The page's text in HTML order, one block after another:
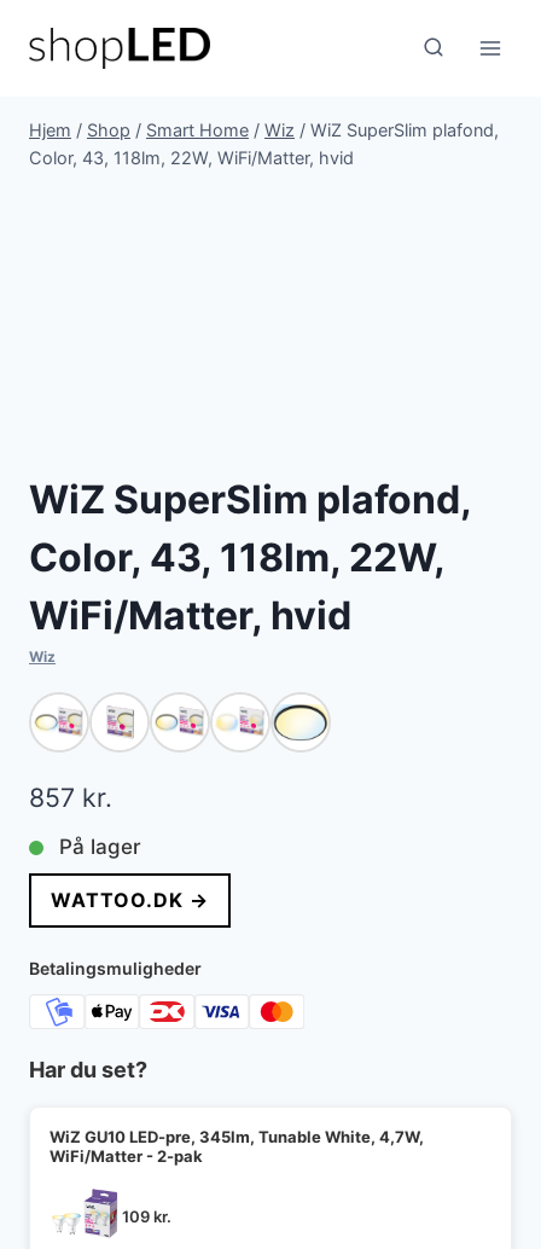
Hjem / Shop / Smart Home / Wiz / WiZ SuperSlim plafond,
Color, 43, 118lm, 22W, WiFi/Matter, hvid
WiZ SuperSlim plafond,
Color, 43, 118lm, 22W,
WiFi/Matter, hvid
Wiz
857 kr.
På lager
WATTOO.DK →
Betalingsmuligheder
Har du set?
WiZ GU10 LED-pre, 345lm, Tunable White, 4,7W,
WiFi/Matter - 2-pak
109kr.